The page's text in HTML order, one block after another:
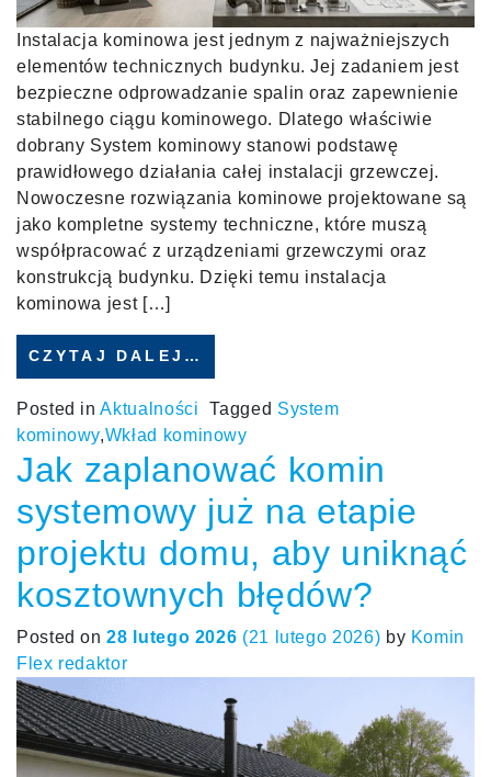
Instalacja kominowa jest jednym z najważniejszych
elementów technicznych budynku. Jej zadaniem jest
bezpieczne odprowadzanie spalin oraz zapewnienie
stabilnego ciągu kominowego. Dlatego właściwie
dobrany System kominowy stanowi podstawę
prawidłowego działania całej instalacji grzewczej.
Nowoczesne rozwiązania kominowe projektowane są
jako kompletne systemy techniczne, które muszą
współpracować z urządzeniami grzewczymi oraz
konstrukcją budynku. Dzięki temu instalacja
kominowa jest […]
CZYTAJ DALEJ…
Posted inAktualności Tagged System
kominowy,Wkład kominowy
Jak zaplanować komin
systemowy już na etapie
projektu domu, aby uniknąć
kosztownych błędów?
Posted on28 lutego 2026 (21 lutego 2026) by Komin
Flex redaktor